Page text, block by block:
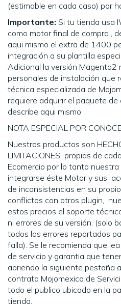
(estimable en cada caso) por
Importante: Si tu tienda usa
como motor final de compra ,
aqui mismo el extra de 1400
integración a su plantilla
Adicional la versión Magento2
personales de instalación que
técnica especializada de
requiere adquirir el paquete
describe aqui mismo.
NOTA ESPECIAL POR
Nuestros productos son
LIMITACIONES propias de
Ecomercio por lo tanto
integrarse éste Motor y sus
de inconsistencias en su
conflictos con otros plugin,
estos precios el soporte
ni errores de su versión. (solo
todos los errores reportados
falla). Se le recomienda que
de servicio y garantia que
abriendo la siguiente pestaña
contrato Mojomexico de
todo el publico ubicado en la
tienda.